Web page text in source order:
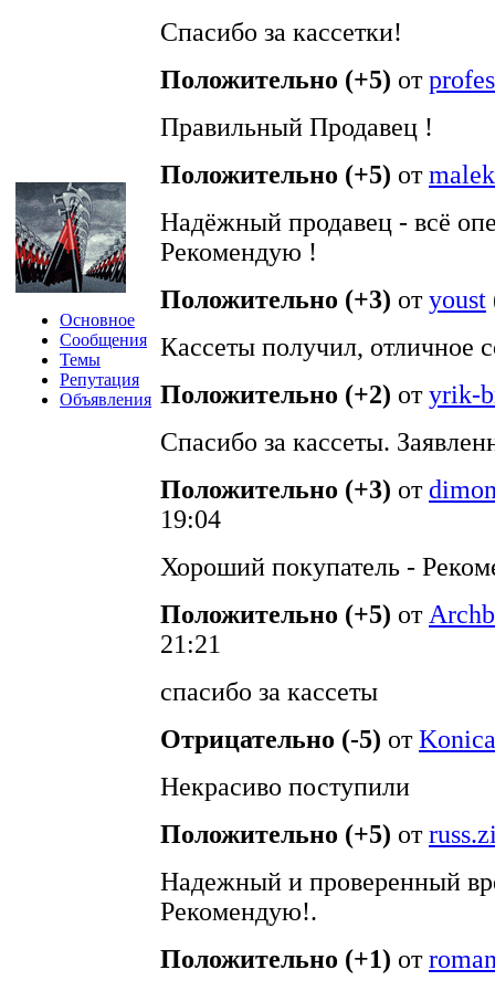
Основное
Сообщения
Темы
Репутация
Объявления
Спасибо за кассетки!
Положительно (+5) от
Правильный Продавец !
Положительно (+5) от
Надёжный продавец - всё
Рекомендую !
Положительно (+3) отyoust
Кассеты получил, отличное
Положительно (+2) отyrik-
Спасибо за кассеты.
Положительно (+3) от
19:04
Хороший покупатель -
Положительно (+5) от
21:21
спасибо за кассеты
Отрицательно (-5) отKonica
Некрасиво поступили
Положительно (+5) от
Надежный и проверенный
Рекомендую!.
Положительно (+1) от